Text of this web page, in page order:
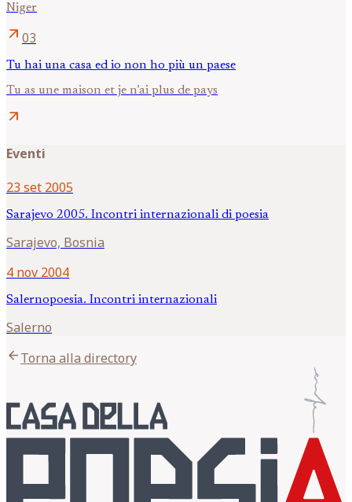
Niger
arrow_outward 03
Tu hai una casa ed io non ho più un paese
Tu as une maison et je n’ai plus de pays
arrow_outward
Eventi
23 set 2005
Sarajevo 2005. Incontri internazionali di poesia
Sarajevo, Bosnia
4 nov 2004
Salernopoesia. Incontri internazionali
Salerno
arrow_backTorna alla directory